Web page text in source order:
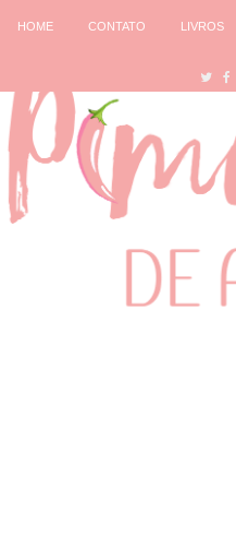
HOME CONTATO LIVROS